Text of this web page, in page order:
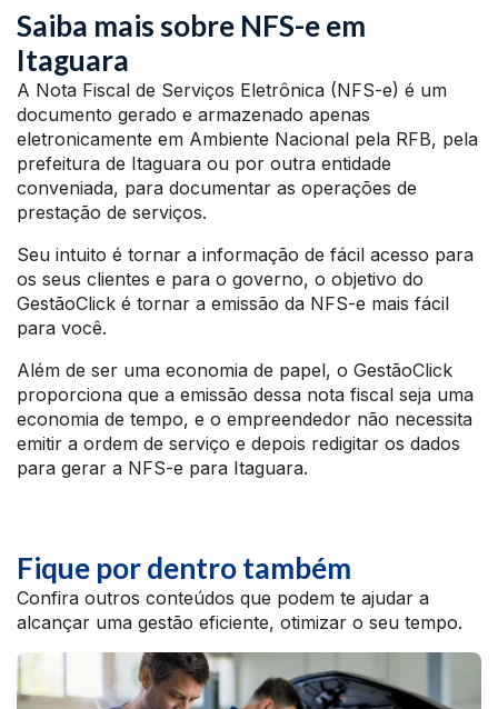
Saiba mais sobre NFS-e em
Itaguara
A Nota Fiscal de Serviços Eletrônica (NFS-e) é um
documento gerado e armazenado apenas
eletronicamente em Ambiente Nacional pela RFB, pela
prefeitura de Itaguara ou por outra entidade
conveniada, para documentar as operações de
prestação de serviços.
Seu intuito é tornar a informação de fácil acesso para
os seus clientes e para o governo, o objetivo do
GestãoClick é tornar a emissão da NFS-e mais fácil
para você.
Além de ser uma economia de papel, o GestãoClick
proporciona que a emissão dessa nota fiscal seja uma
economia de tempo, e o empreendedor não necessita
emitir a ordem de serviço e depois redigitar os dados
para gerar a NFS-e para Itaguara.
Fique por dentro também
Confira outros conteúdos que podem te ajudar a
alcançar uma gestão eficiente, otimizar o seu tempo.